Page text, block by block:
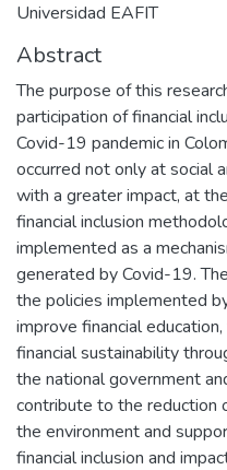
Universidad EAFIT
Abstract
The purpose of this
participation of financial
Covid-19 pandemic in
occurred not only at social
with a greater impact, at
financial inclusion
implemented as a
generated by Covid-19.
the policies implemented
improve financial
financial sustainability
the national government
contribute to the reduction
the environment and
financial inclusion and